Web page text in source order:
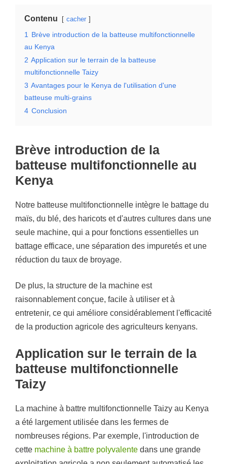
Contenu cacher
1
Brève introduction de la batteuse multifonctionnelle
au Kenya
2 Application sur le terrain de la batteuse
multifonctionnelle Taizy
3 Avantages pour le Kenya de l'utilisation d'une
batteuse multi-grains
4 Conclusion
Brève introduction de la
batteuse multifonctionnelle au
Kenya
Notre batteuse multifonctionnelle intègre le battage du
maïs, du blé, des haricots et d'autres cultures dans une
seule machine, qui a pour fonctions essentielles un
battage efficace, une séparation des impuretés et une
réduction du taux de broyage.
De plus, la structure de la machine est
raisonnablement conçue, facile à utiliser et à
entretenir, ce qui améliore considérablement l'efficacité
de la production agricole des agriculteurs kenyans.
Application sur le terrain de la
batteuse multifonctionnelle
Taizy
La machine à battre multifonctionnelle Taizy au Kenya
a été largement utilisée dans les fermes de
nombreuses régions. Par exemple, l'introduction de
cette machine à battre polyvalente dans une grande